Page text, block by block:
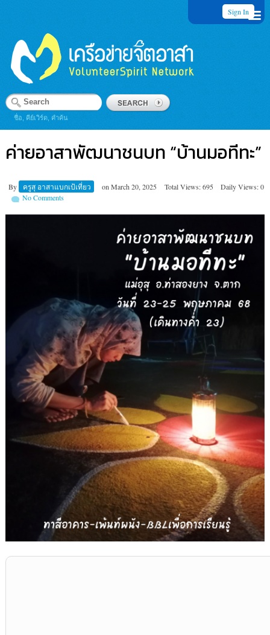
Sign In
ชื่อ, คีย์เวิร์ด, คำค้น
ค่ายอาสาพัฒนา​ชนบท​ “บ้านมอทีทะ”
By ครูสุ อาสาแบกเป้เที่ยว on March 20, 2025 Total Views: 695
Daily Views: 0
No Comments